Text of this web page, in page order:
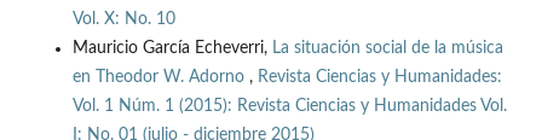
Vol. X: No. 10
Mauricio García Echeverri, La situación social de la música
en Theodor W. Adorno , Revista Ciencias y Humanidades:
Vol. 1 Núm. 1 (2015): Revista Ciencias y Humanidades Vol.
I: No. 01 (julio - diciembre 2015)